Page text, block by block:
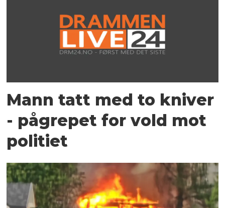
Mann tatt med to kniver
- pågrepet for vold mot
politiet